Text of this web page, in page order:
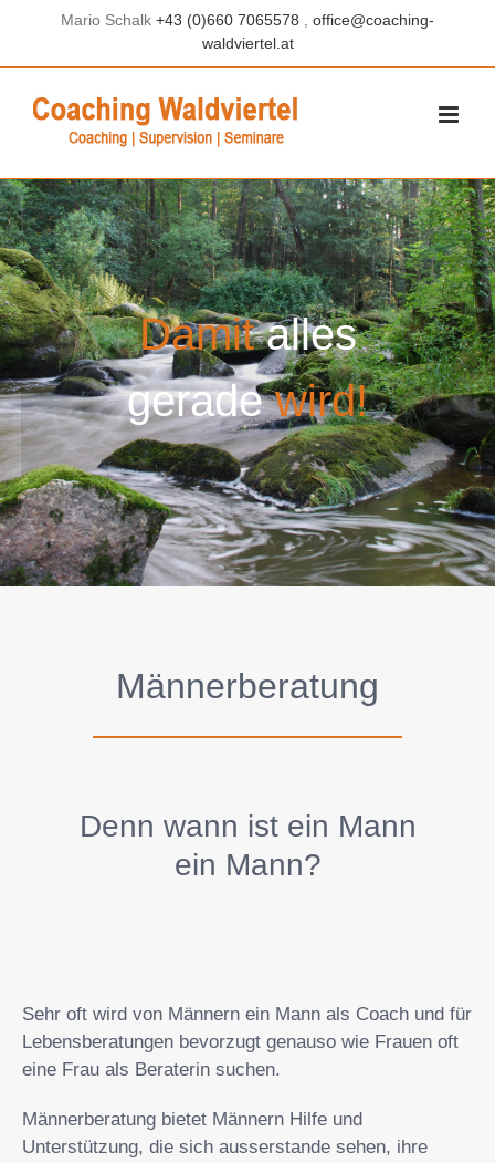
content
Mario Schalk +43 (0)660 7065578 , office@coaching-
waldviertel.at
Damitalles
geradewird!
Männerberatung
Denn wann ist ein Mann
ein Mann?
Sehr oft wird von Männern ein Mann als Coach und für
Lebensberatungen bevorzugt genauso wie Frauen oft
eine Frau als Beraterin suchen.
Männerberatung bietet Männern Hilfe und
Unterstützung, die sich ausserstande sehen, ihre